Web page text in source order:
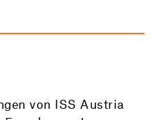
von ISS Austria